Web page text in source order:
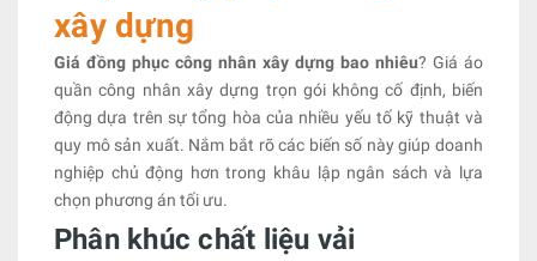
xây dựng
Giá đồng phục công nhân xây dựng bao nhiêu? Giá áo
quần công nhân xây dựng trọn gói không cố định, biến
động dựa trên sự tổng hòa của nhiều yếu tố kỹ thuật và
quy mô sản xuất. Nắm bắt rõ các biến số này giúp doanh
nghiệp chủ động hơn trong khâu lập ngân sách và lựa
chọn phương án tối ưu.
Phân khúc chất liệu vải